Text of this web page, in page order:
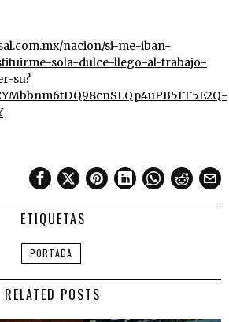
nacion/si-me-iban-
sola-dulce-llego-al-trabajo-
su?
ETIQUETAS
PORTADA
RELATED POSTS